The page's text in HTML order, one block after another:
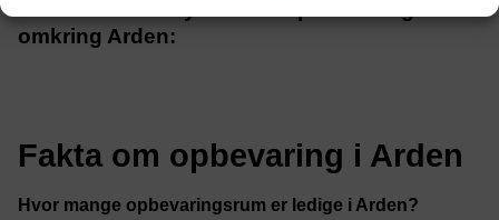
omkring Arden:
Fakta om opbevaring i Arden
Hvor mange opbevaringsrum er ledige i Arden?